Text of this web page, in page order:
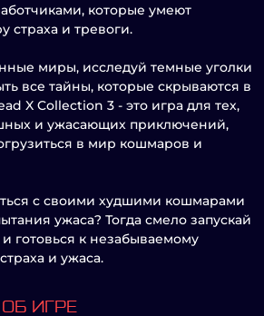
которые умеют
страха и тревоги.
миры, исследуй темные уголки
все тайны, которые скрываются в
X Collection 3 - это игра для тех,
и ужасающих приключений,
в мир кошмаров и
с своими худшими кошмарами
ужаса? Тогда смело запускай
готовься к незабываемому
и ужаса.
ИГРЕ